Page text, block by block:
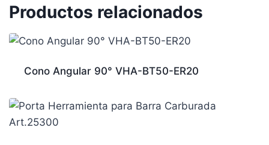
Productos relacionados
Cono Angular 90° VHA-BT50-ER20